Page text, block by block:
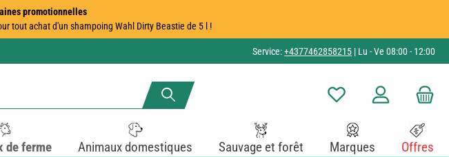
promotionnelles
tout achat d'un shampoing Wahl Dirty Beastie de 5 l !
Service:+4377462858215 | Lu - Ve 08:00 - 12:00
Vous avez 0 articles dans
de ferme Animaux domestiques Sauvage et forêt Marques Offres